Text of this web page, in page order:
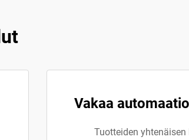
Vakaa
Tuotteiden yhtenäisen